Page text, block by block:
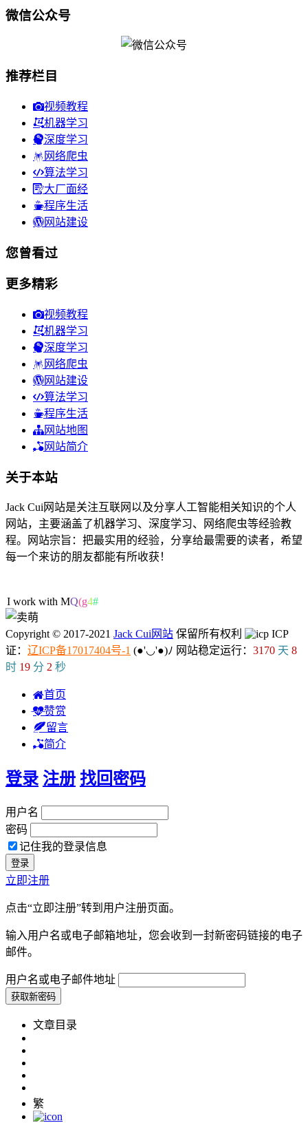
微信公众号
推荐栏目
视频教程
机器学习
深度学习
网络爬虫
算法学习
大厂面经
程序生活
网站建设
您曾看过
更多精彩
视频教程
机器学习
深度学习
网络爬虫
网站建设
算法学习
程序生活
网站地图
网站简介
关于本站
Jack Cui网站是关注互联网以及分享人工智能相关知识的个人
网站，主要涵盖了机器学习、深度学习、网络爬虫等经验教
程。网站宗旨：把最实用的经验，分享给最需要的读者，希望
每一个来访的朋友都能有所收获！
I work with ML/Dz,
Copyright © 2017-2021 Jack Cui网站 保留所有权利
ICP
证： 辽ICP备17017404号-1 (●'◡'●)ﾉ 网站稳定运行： 3170 天 8
时 19 分 2 秒
首页
赞赏
留言
简介
登录 注册 找回密码
用户名
密码
记住我的登录信息
立即注册
点击“立即注册”转到用户注册页面。
输入用户名或电子邮箱地址，您会收到一封新密码链接的电子
邮件。
用户名或电子邮件地址
文章目录
繁